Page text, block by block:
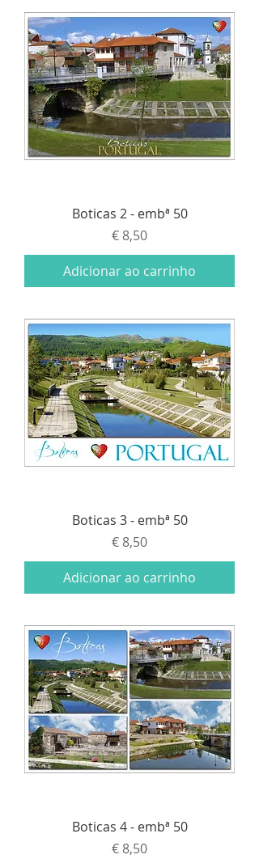
Boticas 2 - embª 50
Preço
€ 8,50
Adicionar ao carrinho
Boticas 3 - embª 50
Preço
€ 8,50
Adicionar ao carrinho
Boticas 4 - embª 50
Preço
€ 8,50